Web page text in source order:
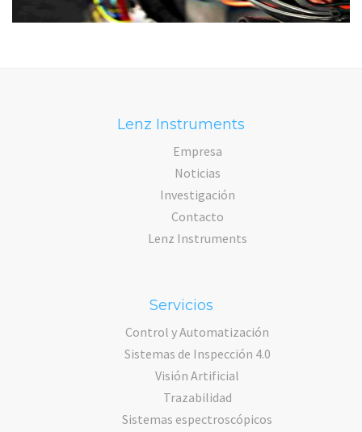
Lenz Instruments
Empresa
Noticias
Investigación
Contacto
Lenz Instruments
Servicios
Control y Automatización
Sistemas de Inspección 4.0
Visión Artificial
Trazabilidad
Sistemas espectroscópicos